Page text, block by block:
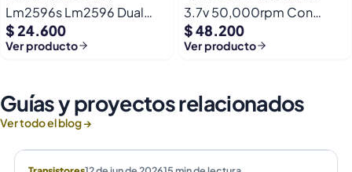
Lm2596s Lm2596 Dual
Usb 9-36v A 5v Dc Jack
$ 24.600
Ver producto
3.7v 50,000rpm Con
Helices Micro Fpv
$ 48.200
Ver producto
Guías y proyectos relacionados
Ver todo el blog →